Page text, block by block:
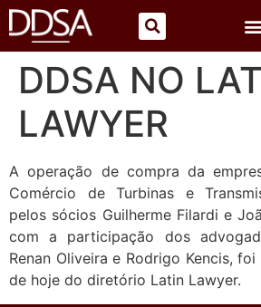
DDSA NO
LAWYER
A operação de compra da
Comércio de Turbinas e
pelos sócios Guilherme Filardi e
com a participação dos
Renan Oliveira e Rodrigo Kencis,
de hoje do diretório Latin Lawyer.